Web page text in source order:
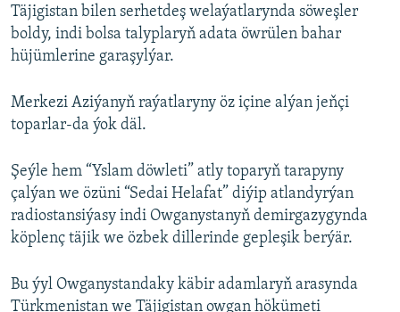
Täjigistan bilen serhetdeş welaýatlarynda söweşler
boldy, indi bolsa talyplaryň adata öwrülen bahar
hüjümlerine garaşylýar.
Merkezi Aziýanyň raýatlaryny öz içine alýan jeňçi
toparlar-da ýok däl.
Şeýle hem “Yslam döwleti” atly toparyň tarapyny
çalýan we özüni “Sedai Helafat” diýip atlandyrýan
radiostansiýasy indi Owganystanyň demirgazygynda
köplenç täjik we özbek dillerinde gepleşik berýär.
Bu ýyl Owganystandaky käbir adamlaryň arasynda
Türkmenistan we Täjigistan owgan hökümeti